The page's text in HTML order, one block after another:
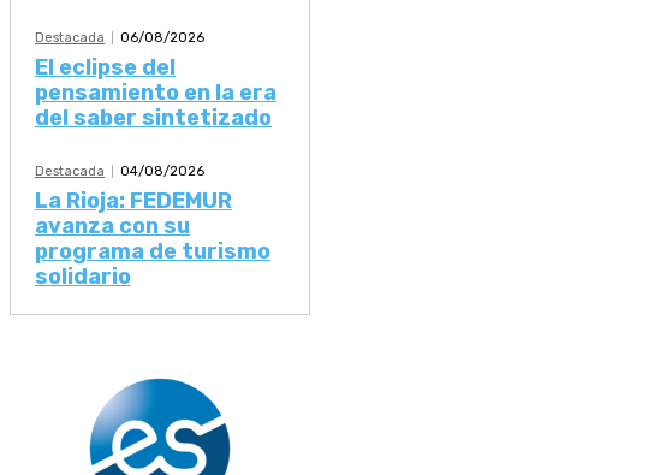
Destacada 06/08/2026
El eclipse del
pensamiento en la era
del saber sintetizado
Destacada 04/08/2026
La Rioja: FEDEMUR
avanza con su
programa de turismo
solidario